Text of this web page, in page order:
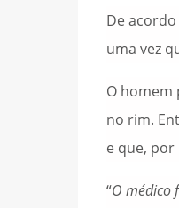
De
uma vez
O
no rim.
e que,
“O médico